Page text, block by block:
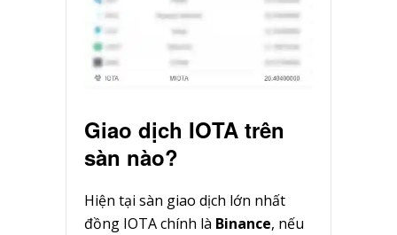
Giao dịch IOTA trên
sàn nào?
Hiện tại sàn giao dịch lớn nhất
đồng IOTA chính là Binance, nếu